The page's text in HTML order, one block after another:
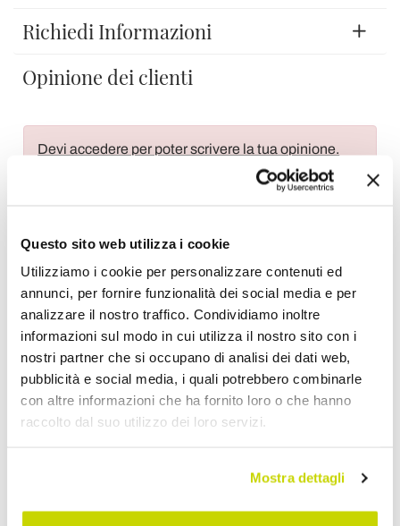
Questo sito web utilizza i cookie
Utilizziamo i cookie per personalizzare contenuti ed
annunci, per fornire funzionalità dei social media e per
analizzare il nostro traffico. Condividiamo inoltre
informazioni sul modo in cui utilizza il nostro sito con i
nostri partner che si occupano di analisi dei dati web,
pubblicità e social media, i quali potrebbero combinarle
con altre informazioni che ha fornito loro o che hanno
raccolto dal suo utilizzo dei loro servizi.
Mostra dettagli
Richiedi Informazioni
Opinione dei clienti
Devi accedere per poter scrivere la tua opinione.
Aggiungi alla Wish List
Invia la tua opinione su questo prodotto Stampa
Condividi
Plafoniere Moderne